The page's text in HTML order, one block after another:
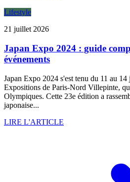
Lifestyle
21 juillet 2026
Japan Expo 2024 : guide
événements
Japan Expo 2024 s'est tenu du 11 au
Expositions de Paris-Nord Villepinte,
Olympiques. Cette 23e édition a
japonaise...
LIRE L'ARTICLE